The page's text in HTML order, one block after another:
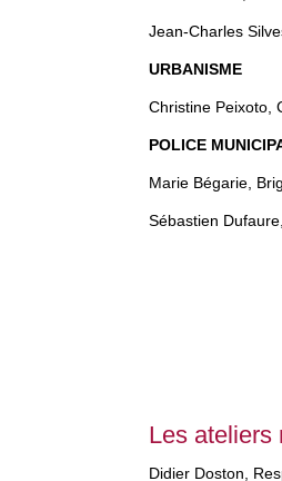
Jean-Charles
URBANISME
Christine Peixoto,
POLICE
Marie Bégarie,
Sébastien
Les ateliers
Didier Doston,